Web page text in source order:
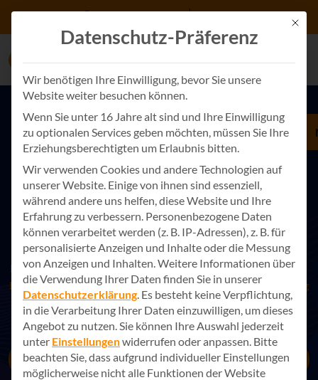
Zum Inhalt springen
IHR WEGWEISER IN DIE DIGITALE, KI-GESTÜTZTE
ZUKUNFT
Erfolg mit Entwicklung digitaler
Prozesse
Die Analysen vonForresterverdeutlichen, wie digitale
Prozesse weiter an Bedeutung gewinnen.
Ein Beispiel für eine erfolgreiche Prozessdigitalisierung ist die
Digitalisierung der städtischen Gewerbeflächenverwaltung
der Stadt Ettlingen.
Jetzt Kontakt aufnehmen
Mit
Datenschutz-Präferenz
Wir benötigen Ihre Einwilligung, bevor Sie unsere
Website weiter besuchen können.
Wenn Sie unter 16 Jahre alt sind und Ihre Einwilligung
zu optionalen Services geben möchten, müssen Sie Ihre
Erziehungsberechtigten um Erlaubnis bitten.
Wir verwenden Cookies und andere Technologien auf
unserer Website. Einige von ihnen sind essenziell,
während andere uns helfen, diese Website und Ihre
Erfahrung zu verbessern. Personenbezogene Daten
können verarbeitet werden (z. B. IP-Adressen), z. B. für
personalisierte Anzeigen und Inhalte oder die Messung
von Anzeigen und Inhalten.Weitere Informationen über
die Verwendung Ihrer Daten finden Sie in unserer
Datenschutzerklärung. Es besteht keine Verpflichtung,
in die Verarbeitung Ihrer Daten einzuwilligen, um dieses
Angebot zu nutzen.Sie können Ihre Auswahl jederzeit
unter Einstellungenwiderrufen oder anpassen. Bitte
beachten Sie, dass aufgrund individueller Einstellungen
möglicherweise nicht alle Funktionen der Website